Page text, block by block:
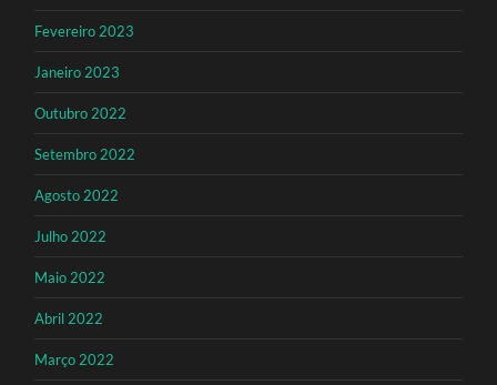
Fevereiro 2023
Janeiro 2023
Outubro 2022
Setembro 2022
Agosto 2022
Julho 2022
Maio 2022
Abril 2022
Março 2022